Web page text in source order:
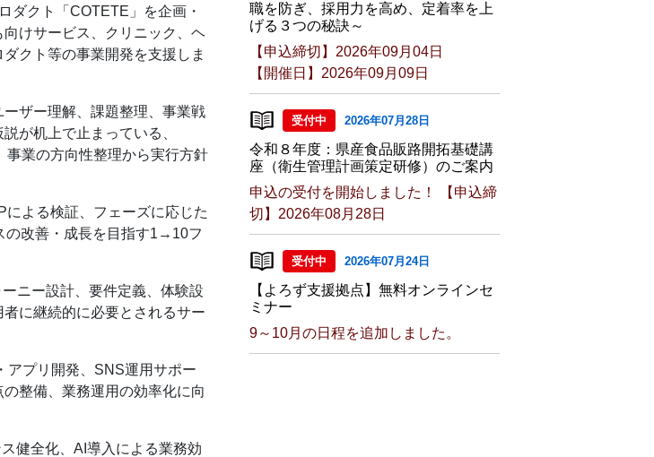
ダクト「COTETE」を企画・
けサービス、クリニック、ヘ
クト等の事業開発を支援しま
ザー理解、課題整理、事業戦
が机上で止まっている、
業の方向性整理から実行方針
による検証、フェーズに応じた
の改善・成長を目指す1→10フ
ニー設計、要件定義、体験設
に継続的に必要とされるサー
アプリ開発、SNS運用サポー
整備、業務運用の効率化に向
健全化、AI導入による業務効
職を防ぎ、採用力を高め、定着率を上
げる３つの秘訣～
【申込締切】2026年09月04日
【開催日】2026年09月09日
受付中 2026年07月28日
令和８年度：県産食品販路開拓基礎講
座（衛生管理計画策定研修）のご案内
申込の受付を開始しました！ 【申込締
切】2026年08月28日
受付中 2026年07月24日
【よろず支援拠点】無料オンラインセ
ミナー
9～10月の日程を追加しました。